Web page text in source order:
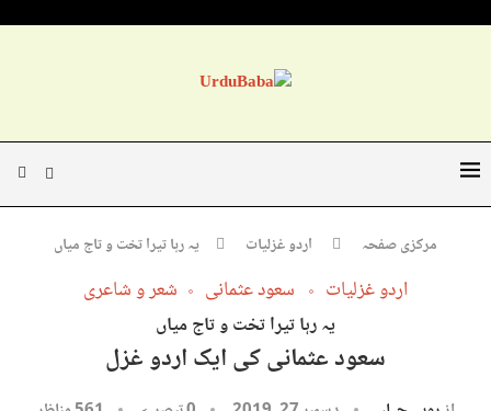
مرکزی صفحہ اردو غزلیات یہ رہا تیرا تخت و تاج میاں
اردو غزلیات سعود عثمانی شعر و شاعری
یہ رہا تیرا تخت و تاج میاں
سعود عثمانی کی ایک اردو غزل